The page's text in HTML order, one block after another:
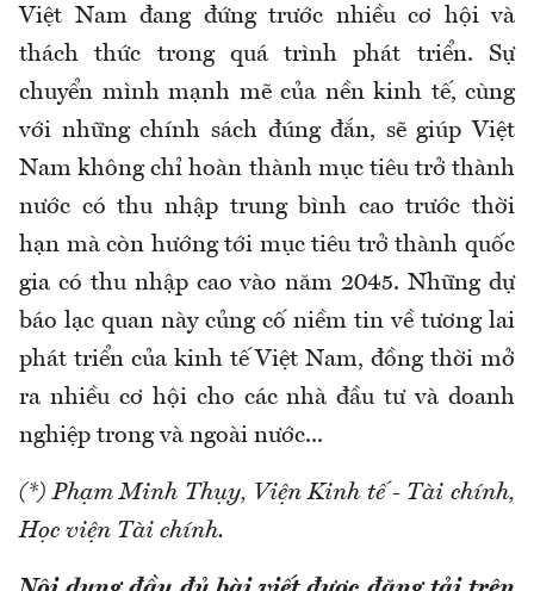
Việt Nam đang đứng trước nhiều cơ hội và
thách thức trong quá trình phát triển. Sự
chuyển mình mạnh mẽ của nền kinh tế, cùng
với những chính sách đúng đắn, sẽ giúp Việt
Nam không chỉ hoàn thành mục tiêu trở thành
nước có thu nhập trung bình cao trước thời
hạn mà còn hướng tới mục tiêu trở thành quốc
gia có thu nhập cao vào năm 2045. Những dự
báo lạc quan này củng cố niềm tin về tương lai
phát triển của kinh tế Việt Nam, đồng thời mở
ra nhiều cơ hội cho các nhà đầu tư và doanh
nghiệp trong và ngoài nước...
(*) Phạm Minh Thụy, Viện Kinh tế - Tài chính,
Học viện Tài chính.